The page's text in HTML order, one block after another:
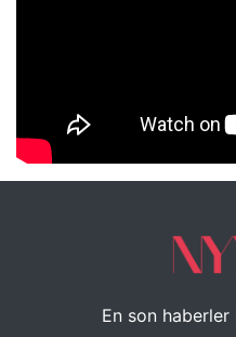
NYXmag 2. Yaş
En son